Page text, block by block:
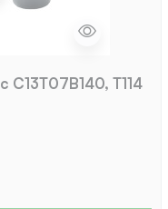
T114